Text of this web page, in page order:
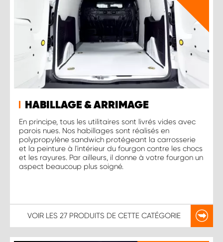
HABILLAGE & ARRIMAGE
En principe, tous les utilitaires sont livrés vides avec
parois nues. Nos habillages sont réalisés en
polypropylène sandwich protégeant la carrosserie
et la peinture à l'intérieur du fourgon contre les chocs
et les rayures. Par ailleurs, il donne à votre fourgon un
aspect beaucoup plus soigné.
VOIR LES 27 PRODUITS DE CETTE CATÉGORIE